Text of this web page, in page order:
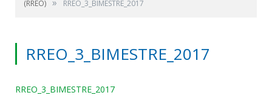
(RREO) » RREO_3_BIMESTRE_2017
RREO_3_BIMESTRE_2017
RREO_3_BIMESTRE_2017